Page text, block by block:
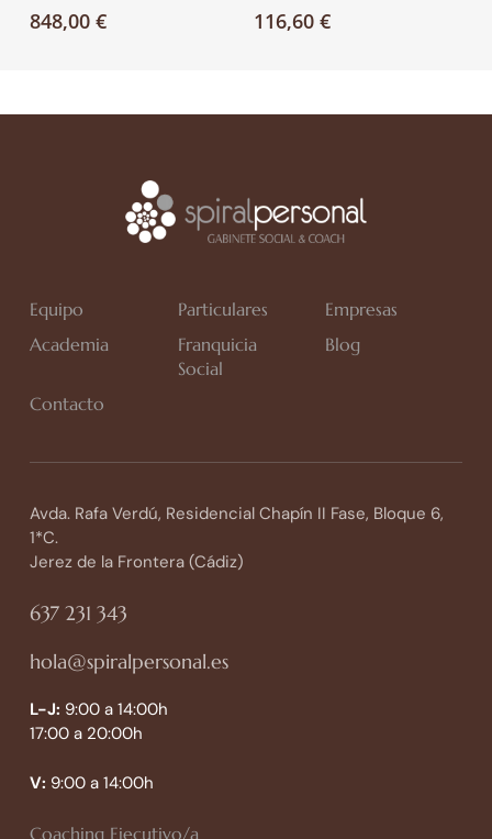
848,00 €
116,60€
Equipo Particulares
Empresas
Academia
Franquicia
Social
Blog
Contacto
Avda. Rafa Verdú, Residencial Chapín II Fase, Bloque 6,
1*C.
Jerez de la Frontera (Cádiz)
637 231 343
hola@spiralpersonal.es
L-J: 9:00 a 14:00h
17:00 a 20:00h
V: 9:00 a 14:00h
Coaching Ejecutivo/a